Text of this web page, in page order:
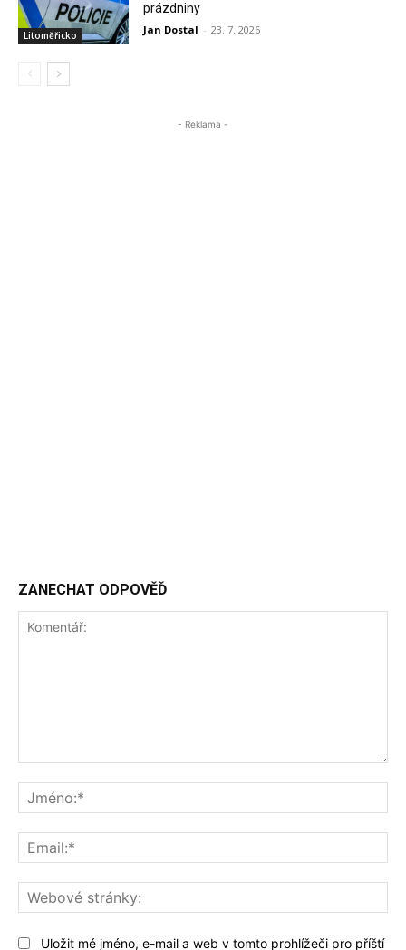
Litoměřicko
prázdniny
Jan Dostal - 23. 7. 2026
- Reklama -
ZANECHAT ODPOVĚĎ
Uložit mé jméno, e-mail a web v tomto prohlížeči pro příští